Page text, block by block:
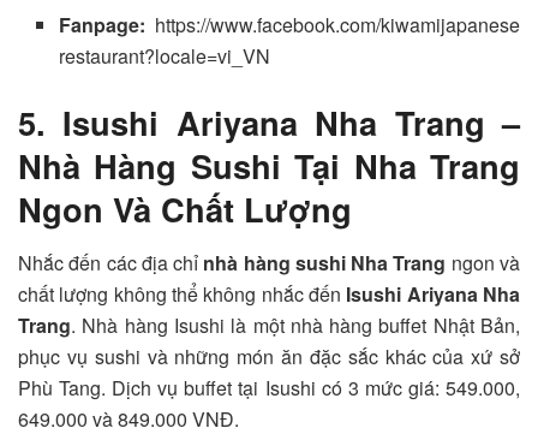
Fanpage: https://www.facebook.com/kiwamijapanese
restaurant?locale=vi_VN
5. Isushi Ariyana Nha Trang –
Nhà Hàng Sushi Tại Nha Trang
Ngon Và Chất Lượng
Nhắc đến các địa chỉ nhà hàng sushi Nha Trang ngon và
chất lượng không thể không nhắc đến Isushi Ariyana Nha
Trang. Nhà hàng Isushi là một nhà hàng buffet Nhật Bản,
phục vụ sushi và những món ăn đặc sắc khác của xứ sở
Phù Tang. Dịch vụ buffet tại Isushi có 3 mức giá: 549.000,
649.000 và 849.000 VNĐ.